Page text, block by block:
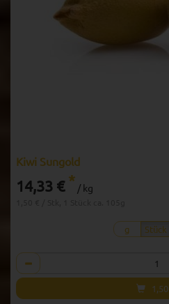
Kiwi Sungold
14,33 € * / kg
g Stück
Anzahl
1,50